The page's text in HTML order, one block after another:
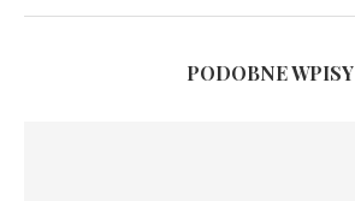
PODOBNE WPISY